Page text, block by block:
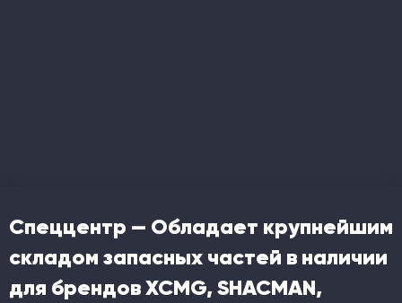
Спеццентр — Обладает крупнейшим
складом запасных частей в наличии
для брендов XCMG, SHACMAN,